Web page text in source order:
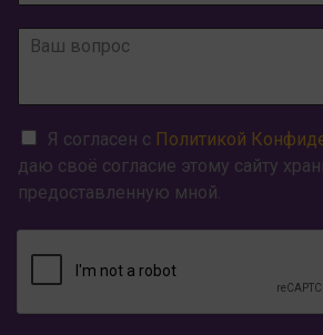
Я согласен с Политикой
даю своё согласие этому сайту
предоставленную мной.